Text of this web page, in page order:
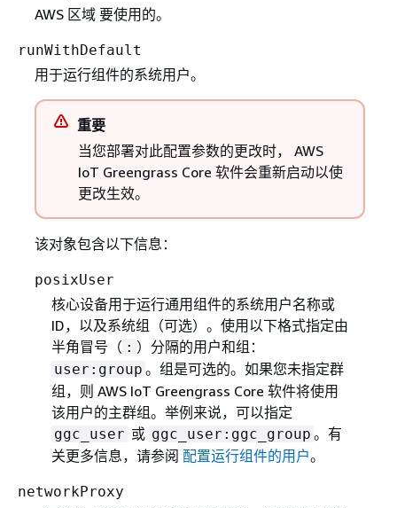
AWS 区域 要使用的。
runWithDefault
用于运行组件的系统用户。
重要
当您部署对此配置参数的更改时， AWS
IoT Greengrass Core 软件会重新启动以使
更改生效。
该对象包含以下信息：
posixUser
核心设备用于运行通用组件的系统用户名称或
ID，以及系统组（可选）。使用以下格式指定由
半角冒号（ : ）分隔的用户和组：
user:group 。组是可选的。如果您未指定群
组，则 AWS IoT Greengrass Core 软件将使用
该用户的主群组。举例来说，可以指定
ggc_user 或 ggc_user:ggc_group 。有
关更多信息，请参阅 配置运行组件的用户。
networkProxy